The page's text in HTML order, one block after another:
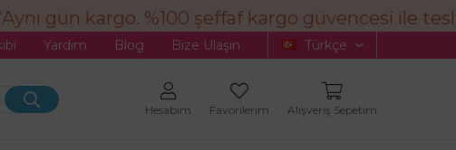
gün kargo. %100 şeffaf kargo güvencesi ile
Yardım Blog Bize Ulaşın Türkçe
Hesabım Favorilerim Alışveriş Sepetim